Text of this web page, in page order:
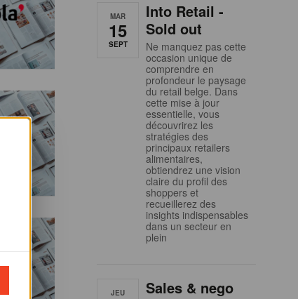
MAR
15
SEPT
Into Retail -
Sold out
Ne manquez pas cette
occasion unique de
comprendre en
profondeur le paysage
du retail belge. Dans
cette mise à jour
essentielle, vous
découvrirez les
stratégies des
principaux retailers
alimentaires,
obtiendrez une vision
claire du profil des
shoppers et
recueillerez des
insights indispensables
dans un secteur en
plein
JEU
Sales & nego